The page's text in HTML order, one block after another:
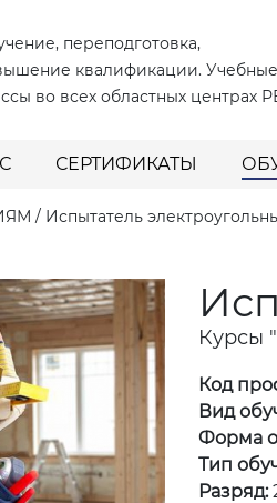
переподготовка,
квалификации. Учебные
во всех областных центрах
СЕРТИФИКАТЫ
/ Испытатель
Курсы
Код
Вид
Форма
Тип
Разряд: